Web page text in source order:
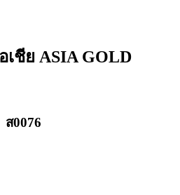
เชีย ASIA GOLD
ส0076